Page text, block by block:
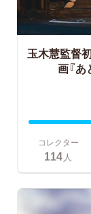
玉木慧監督
画『あ
コレクター
114 人